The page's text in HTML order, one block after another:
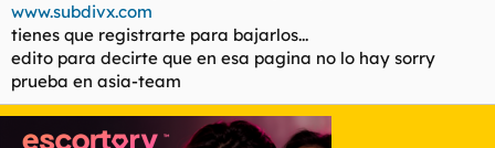
www.subdivx.com
tienes que registrarte para bajarlos...
edito para decirte que en esa pagina no lo hay sorry
prueba en asia-team